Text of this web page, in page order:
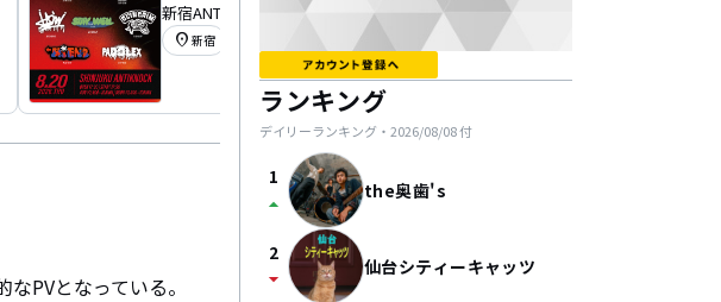
ol.33】
新宿ANTIKNOCK
location_on 新宿
PVとなっている。
ランキング
デイリーランキング・ 2026/08/08付
1
arrow_drop_up the奥歯's
2
arrow_drop_down 仙台シティーキャッツ